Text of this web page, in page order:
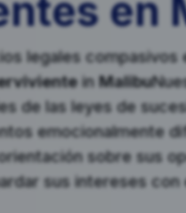
en
legales compasivos
in Malibu
de las leyes de
emocionalmente
sobre sus
sus intereses con